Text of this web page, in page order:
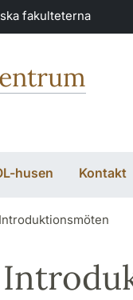
fakulteterna
husen Kontakt
Introduktionsmöten